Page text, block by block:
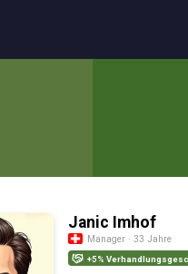
Janic Imhof
Manager · 33 Jahre
+5%